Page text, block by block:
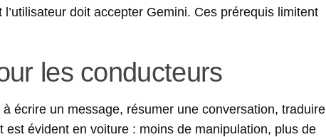
doit accepter Gemini. Ces prérequis limitent
les conducteurs
écrire un message, résumer une conversation, traduire
est évident en voiture : moins de manipulation, plus de